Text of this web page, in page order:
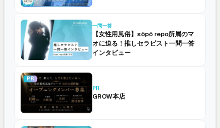
一問一答
【女性用風俗】söpö repo所属のマ
オに迫る！推しセラピスト一問一答
インタビュー
PR
PR
GROW本店